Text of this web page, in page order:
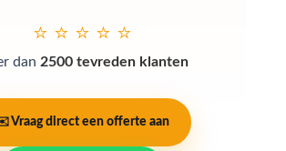
⭐ ⭐ ⭐ ⭐ ⭐
dan 2500 tevreden klanten
Vraag direct een offerte aan